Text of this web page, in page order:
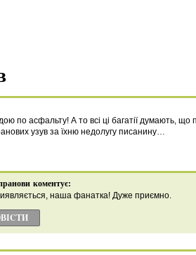
по асфальту! А то всі ці багатії думають,
узув за їхню недолугу писанину…
коментує:
наша фанатка! Дуже приємно.